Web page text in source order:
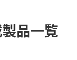
品一覧